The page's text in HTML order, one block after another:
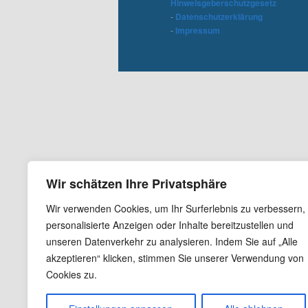
Wir schätzen Ihre Privatsphäre
Wir verwenden Cookies, um Ihr Surferlebnis zu verbessern,
personalisierte Anzeigen oder Inhalte bereitzustellen und
unseren Datenverkehr zu analysieren. Indem Sie auf „Alle
akzeptieren“ klicken, stimmen Sie unserer Verwendung von
Cookies zu.
- Datenschutzerklärung
- Impressum